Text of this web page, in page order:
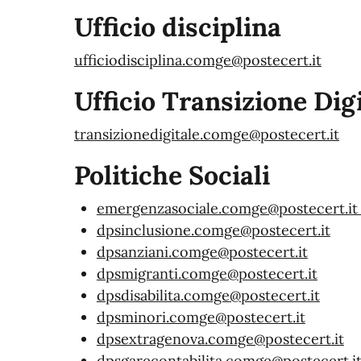
Ufficio disciplina
ufficiodisciplina.comge@postecert.it
Ufficio Transizione
transizionedigitale.comge@postecert.it
Politiche Sociali
emergenzasociale.comge@postecert.it
dpsinclusione.comge@postecert.it
dpsanziani.comge@postecert.it
dpsmigranti.comge@postecert.it
dpsdisabilita.comge@postecert.it
dpsminori.comge@postecert.it
dpsextragenova.comge@postecert.it